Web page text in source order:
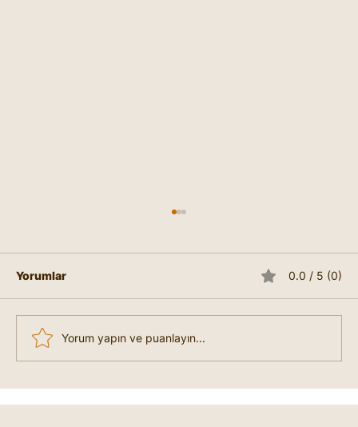
Rüyada Sık Görülen Semboller
Yorumlar 0.0 / 5 (0)
Yorum yapın ve puanlayın...